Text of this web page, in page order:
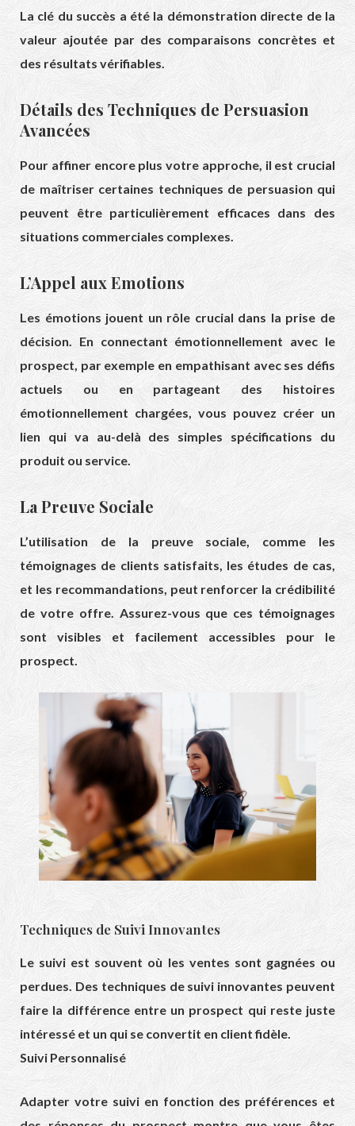
La clé du succès a été la démonstration directe de la
valeur ajoutée par des comparaisons concrètes et
des résultats vérifiables.
Détails des Techniques de Persuasion
Avancées
Pour affiner encore plus votre approche, il est crucial
de maîtriser certaines techniques de persuasion qui
peuvent être particulièrement efficaces dans des
situations commerciales complexes.
L’Appel aux Emotions
Les émotions jouent un rôle crucial dans la prise de
décision. En connectant émotionnellement avec le
prospect, par exemple en empathisant avec ses défis
actuels ou en partageant des histoires
émotionnellement chargées, vous pouvez créer un
lien qui va au-delà des simples spécifications du
produit ou service.
La Preuve Sociale
L’utilisation de la preuve sociale, comme les
témoignages de clients satisfaits, les études de cas,
et les recommandations, peut renforcer la crédibilité
de votre offre. Assurez-vous que ces témoignages
sont visibles et facilement accessibles pour le
prospect.
Techniques de Suivi Innovantes
Le suivi est souvent où les ventes sont gagnées ou
perdues. Des techniques de suivi innovantes peuvent
faire la différence entre un prospect qui reste juste
intéressé et un qui se convertit en client fidèle.
Suivi Personnalisé
Adapter votre suivi en fonction des préférences et